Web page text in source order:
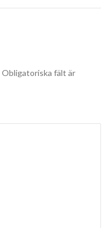
Obligatoriska fält är